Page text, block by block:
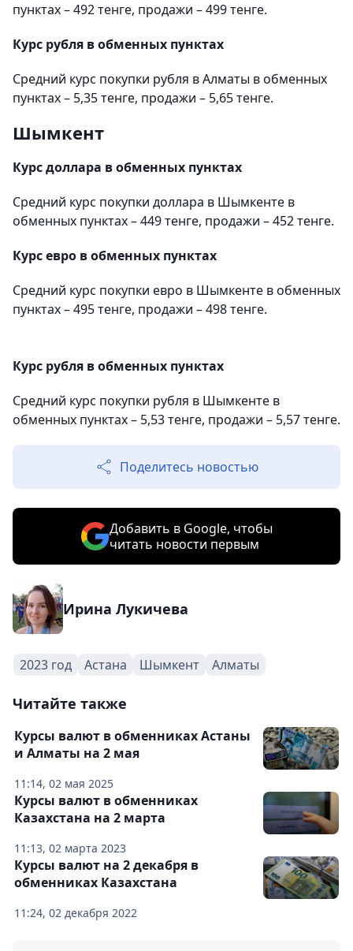
пунктах – 492 тенге, продажи – 499 тенге.
Курс рубля в обменных пунктах
Средний курс покупки рубля в Алматы в обменных
пунктах – 5,35 тенге, продажи – 5,65 тенге.
Шымкент
Курс доллара в обменных пунктах
Средний курс покупки доллара в Шымкенте в
обменных пунктах – 449 тенге, продажи – 452 тенге.
Курс евро в обменных пунктах
Средний курс покупки евро в Шымкенте в обменных
пунктах – 495 тенге, продажи – 498 тенге.
Курс рубля в обменных пунктах
Средний курс покупки рубля в Шымкенте в
обменных пунктах – 5,53 тенге, продажи – 5,57 тенге.
Поделитесь новостью
Добавить в Google, чтобы
читать новости первым
Ирина Лукичева
2023 год Астана Шымкент Алматы
Читайте также
11:14, 02 мая 2025
Курсы валют в обменниках Астаны
и Алматы на 2 мая
11:13, 02 марта 2023
Курсы валют в обменниках
Казахстана на 2 марта
11:24, 02 декабря 2022
Курсы валют на 2 декабря в
обменниках Казахстана